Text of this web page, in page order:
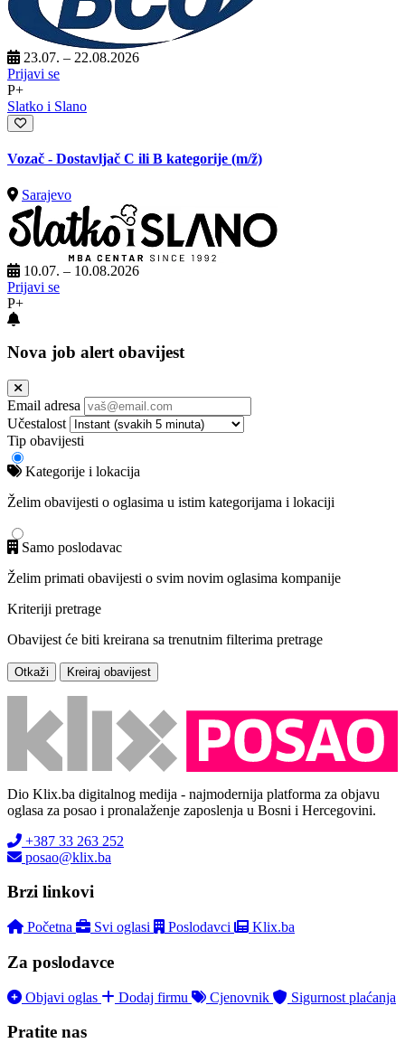
23.07. – 22.08.2026
Prijavi se
P+
Slatko i Slano
Vozač - Dostavljač C ili B kategorije (m/ž)
Sarajevo
10.07. – 10.08.2026
Prijavi se
P+
Nova job alert obavijest
Email adresa
Učestalost
Tip obavijesti
Kategorije i lokacija
Želim obavijesti o oglasima u istim kategorijama i lokaciji
Samo poslodavac
Želim primati obavijesti o svim novim oglasima kompanije
Kriteriji pretrage
Obavijest će biti kreirana sa trenutnim filterima pretrage
Otkaži Kreiraj obavijest
Dio Klix.ba digitalnog medija - najmodernija platforma za objavu
oglasa za posao i pronalaženje zaposlenja u Bosni i Hercegovini.
+387 33 263 252
posao@klix.ba
Brzi linkovi
Početna Svi oglasi Poslodavci Klix.ba
Za poslodavce
Objavi oglas Dodaj firmu Cjenovnik Sigurnost plaćanja
Pratite nas